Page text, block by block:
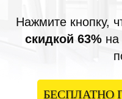
Нажмите кнопку,
скидкой 63% на
БЕСПЛАТНО